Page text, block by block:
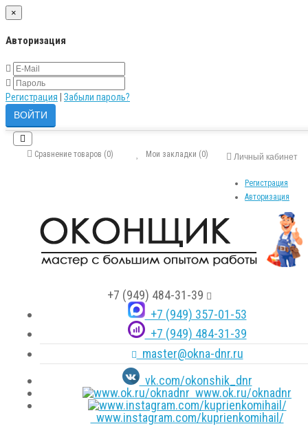
×
Авторизация
Регистрация Забыли пароль?
Личный кабинет
Регистрация
Авторизация
Мои закладки (0)
Сравнение товаров (0)
+7 (949) 484-31-39
+7 (949) 357-01-53
+7 (949) 484-31-39
master@okna-dnr.ru
vk.com/okonshik_dnr
www.ok.ru/oknadnr
www.instagram.com/kuprienkomihail/